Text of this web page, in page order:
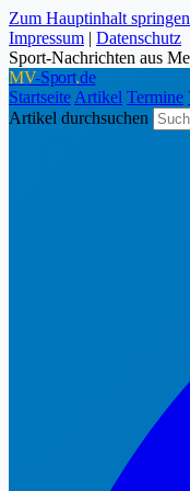
Zum Hauptinhalt springen
Impressum | Datenschutz
Sport-Nachrichten aus
MV-Sport.de
Startseite Artikel Termine
Artikel durchsuchen